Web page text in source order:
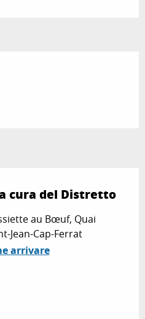
cura del Distretto
au Bœuf, Quai
Jean-Cap-Ferrat
arrivare